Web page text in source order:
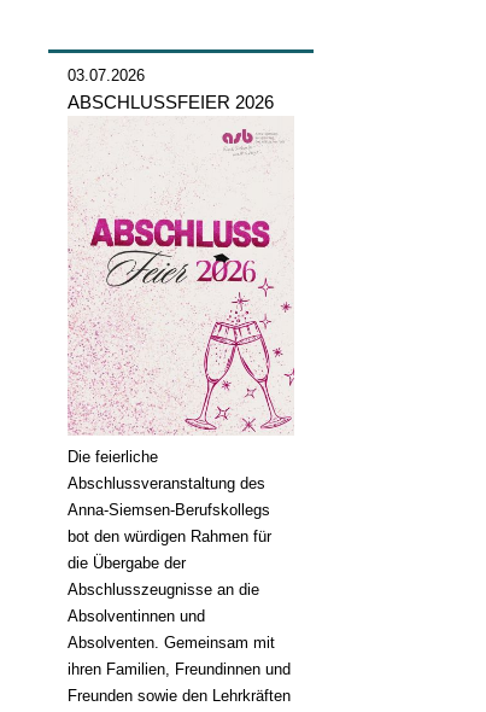
03.07.2026
ABSCHLUSSFEIER 2026
Die feierliche
Abschlussveranstaltung des
Anna-Siemsen-Berufskollegs
bot den würdigen Rahmen für
die Übergabe der
Abschlusszeugnisse an die
Absolventinnen und
Absolventen. Gemeinsam mit
ihren Familien, Freundinnen und
Freunden sowie den Lehrkräften